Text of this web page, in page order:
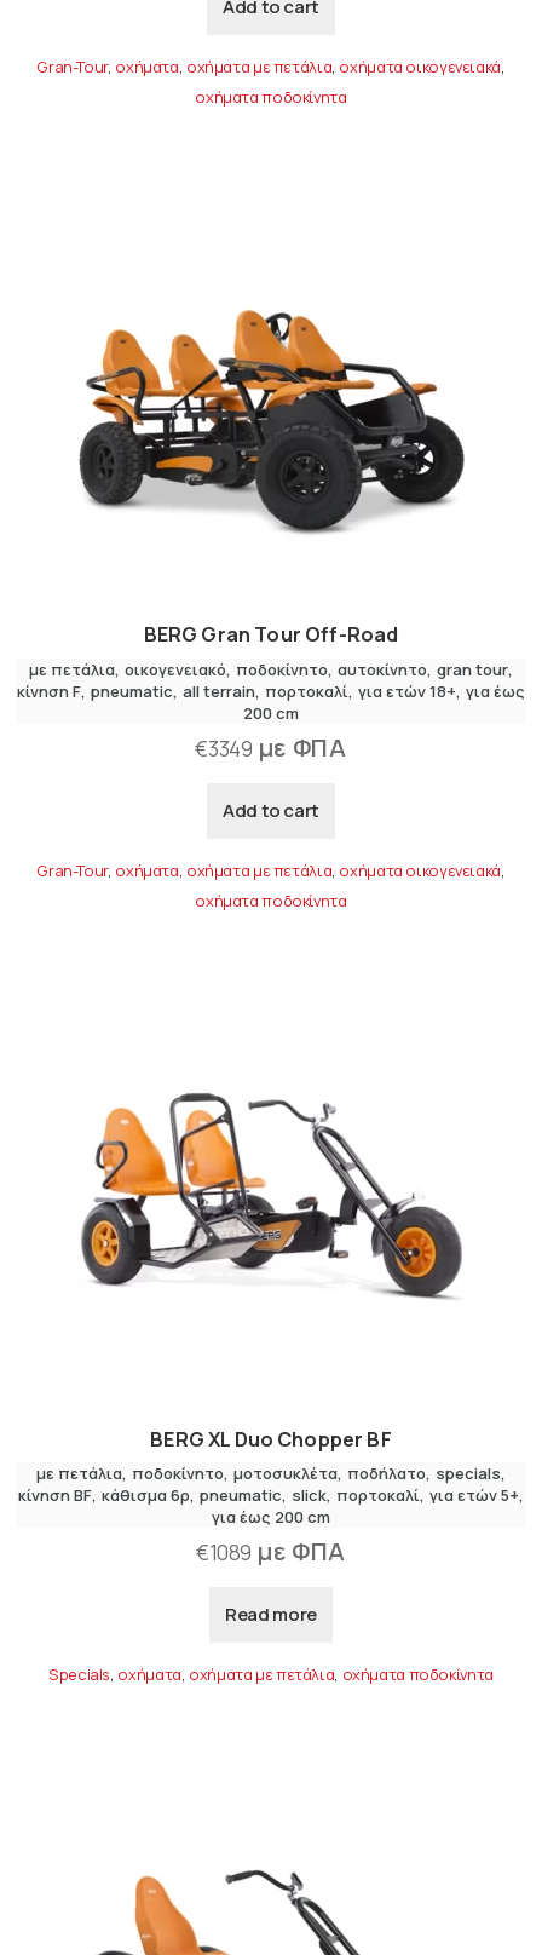
Add to cart
Gran-Tour, οχήματα, οχήματα με πετάλια, οχήματα οικογενειακά,
οχήματα ποδοκίνητα
BERG Gran Tour Off-Road
με πετάλια, οικογενειακό, ποδοκίνητο αυτοκίνητο gran tour
κίνηση F pneumatic all terrain πορτοκαλί για ετών 18+ για έως
200 cm
€3349 με ΦΠΑ
Add to cart
Gran-Tour, οχήματα, οχήματα με πετάλια, οχήματα οικογενειακά,
οχήματα ποδοκίνητα
BERG XL Duo Chopper BF
με πετάλια, ποδοκίνητο μοτοσυκλέτα, ποδήλατο specials
κίνηση BF κάθισμα 6ρ pneumatic slick πορτοκαλί για ετών 5+
για έως 200 cm
€1089 με ΦΠΑ
Read more
Specials, οχήματα, οχήματα με πετάλια, οχήματα ποδοκίνητα